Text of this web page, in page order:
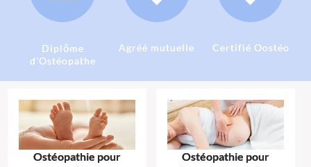
Diplôme
d'Ostéopathe
Agréé mutuelle Certifié Oostéo
Ostéopathie pour
Ostéopathie pour